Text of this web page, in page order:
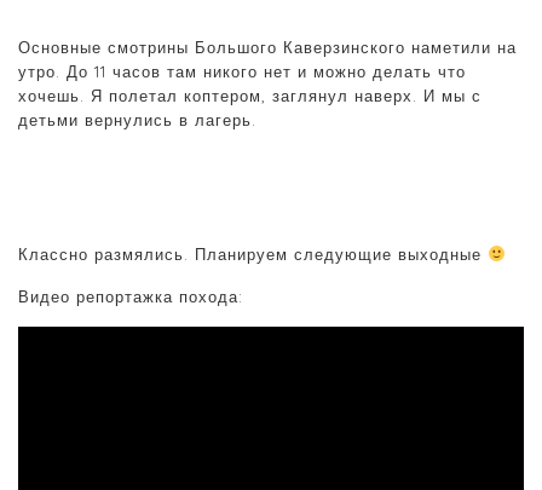
Основные смотрины Большого Каверзинского наметили на
утро. До 11 часов там никого нет и можно делать что
хочешь. Я полетал коптером, заглянул наверх. И мы с
детьми вернулись в лагерь.
Классно размялись. Планируем следующие выходные
Видео репортажка похода: